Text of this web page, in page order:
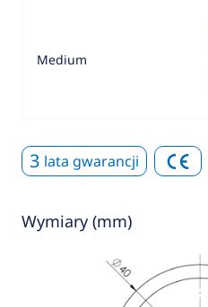
Medium
3 lata gwarancji
Wymiary (mm)